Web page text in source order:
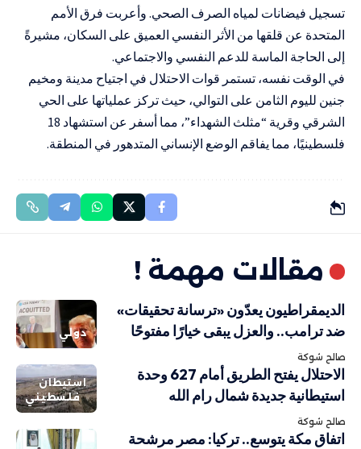
تسجيل فيضانات لمياه الصرف الصحي. وأعربت فرق الأمم
المتحدة عن قلقها من الأثر النفسي العميق على السكان، مشيرةً
إلى الحاجة الماسة للدعم النفسي والاجتماعي.
في الوقت نفسه، تستمر قوات الاحتلال في اجتياح مدينة ومخيم
جنين لليوم الثامن على التوالي، حيث تركز عملياتها على الحي
الشرقي وقرية “مثلث الشهداء”، مما أسفر عن استشهاد 18
فلسطينيًا، مما يفاقم الوضع الإنساني المتدهور في المنطقة.
مقالات مهمة !
دولي
الديمقراطيون يعدّون «ترسانة تحقيقات»
ضد ترامب.. والعزل يبقى خيارًا مفتوحًا
صالح شوكة
استيطان
فلسطيني
الاحتلال يفتح الطريق أمام 627 وحدة
استيطانية جديدة شمال رام الله
صالح شوكة
اتفاق مكة يتوسع.. تركيا: مصر مرشحة